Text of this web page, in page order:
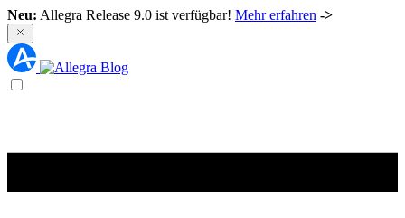
Neu: Allegra Release 9.0 ist verfügbar! Mehr erfahren ->